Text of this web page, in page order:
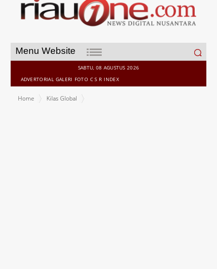
Menu Website
Search
for:
SABTU, 08 AGUSTUS 2026
ADVERTORIAL GALERI FOTO C S R INDEX
Home
Kilas Global